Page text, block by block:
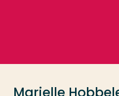
Opleiding